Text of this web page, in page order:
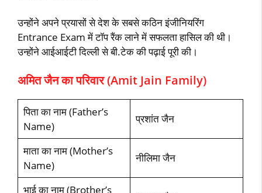
उन्‍होंने अपने प्रयासों से देश के सबसे कठिन इंजीनियरिंग
Entrance Exam में टॉप रैंक लाने में सफलता हासिल की थी।
उन्‍होंने आईआईटी दिल्‍ली से बी.टेक की पढ़ाई पूरी की।
अमित जैन का परिवार (Amit Jain Family)
पिता का नाम (Father’s
Name)
प्रशांत जैन
माता का नाम (Mother’s
Name)
नीलिमा जैन
भाई का नाम (Brother’s